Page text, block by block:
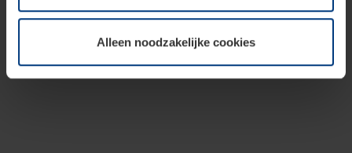
toestemming kunt u op elk moment bij de uitleg van de
wijzigen of herroepen.Alleen noodzakelijke cookies